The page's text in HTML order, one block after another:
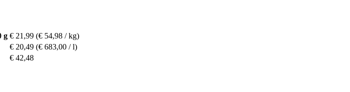
g € 21,99 (€ 54,98 / kg)
€ 20,49 (€ 683,00 / l)
€ 42,48